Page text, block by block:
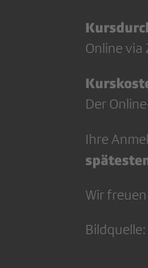
Online via
Der
Ihre
Wir
Bildquelle: